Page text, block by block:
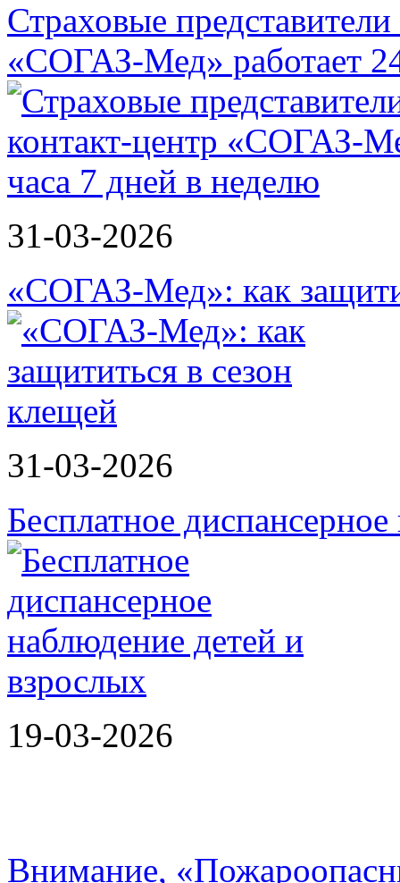
Страховые представители
«СОГАЗ-Мед» работает
31-03-2026
«СОГАЗ-Мед»: как
31-03-2026
Бесплатное
19-03-2026
Внимание,